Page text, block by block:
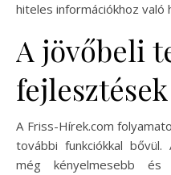
hiteles információkhoz való
A jövőbeli
fejlesztések
A Friss-Hírek.com
további funkciókkal
még kényelmesebb és